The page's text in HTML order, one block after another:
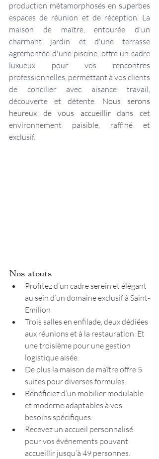
production métamorphosés en superbes
espaces de réunion et de réception. La
maison de maître, entourée d'un
charmant jardin et d'une terrasse
agrémentée d'une piscine, offre un cadre
luxueux pour vos rencontres
professionnelles, permettant à vos clients
de concilier avec aisance travail,
découverte et détente. Nous serons
heureux de vous accueillir
dans cet
environnement paisible, raffiné et
exclusif.
Nos atouts
Profitez d’un cadre serein et élégant
au sein d’un domaine exclusif à Saint-
Emilion
Trois salles en enfilade, deux dédiées
aux réunions et à la restauration. Et
une troisième pour une gestion
logistique aisée.
De plus la maison de maître offre 5
suites pour diverses formules.
Bénéficiez d’un mobilier modulable
et moderne adaptables à vos
besoins spécifiques.
Recevez un accueil personnalisé
pour vos événements pouvant
accueillir jusqu’à 49 personnes.